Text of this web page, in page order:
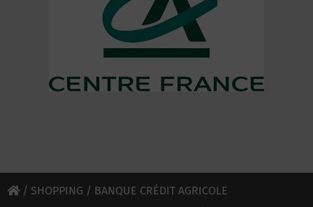
/ SHOPPING / BANQUE CRÉDIT AGRICOLE